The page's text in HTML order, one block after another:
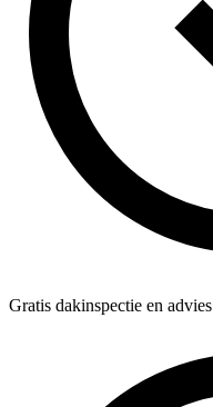
Gratis dakinspectie en advies